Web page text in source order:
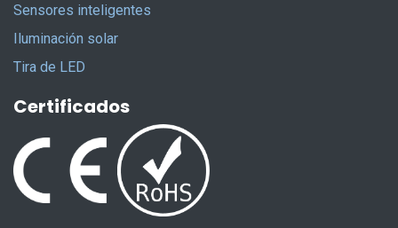
Sensores inteligentes
Iluminación solar
Tira de LED
Certificados